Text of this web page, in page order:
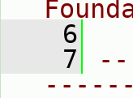
    6
    7